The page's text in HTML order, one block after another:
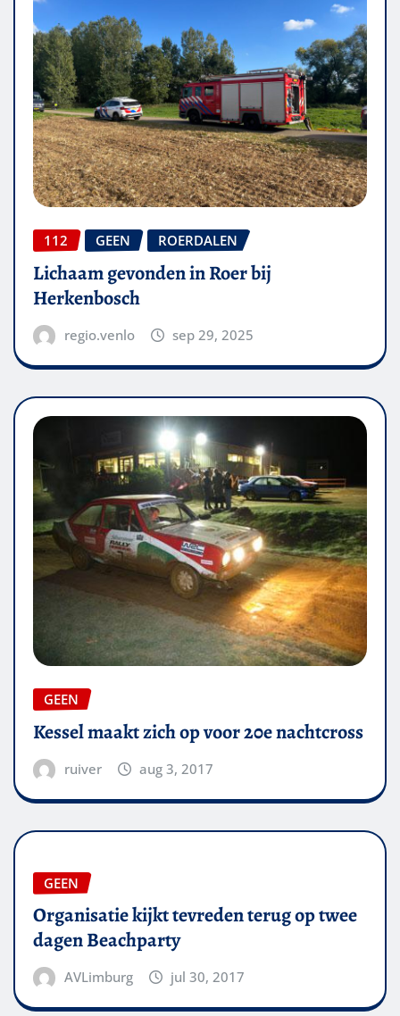
112 GEEN ROERDALEN
Lichaam gevonden in Roer bij
Herkenbosch
regio.venlo sep 29, 2025
GEEN
Kessel maakt zich op voor 20e nachtcross
ruiver aug 3, 2017
GEEN
Organisatie kijkt tevreden terug op twee
dagen Beachparty
AVLimburg jul 30, 2017